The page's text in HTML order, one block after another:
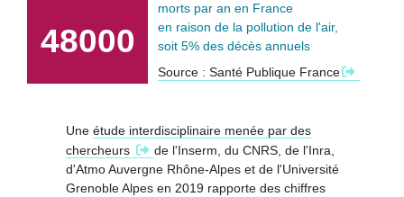
48000
morts par an en France
en raison de la pollution de l'air,
soit 5% des décès annuels
Santé Publique France
Une étude interdisciplinaire menée par des
chercheurs
de l'Inserm, du CNRS, de l'Inra,
d'Atmo Auvergne Rhône-Alpes et de l'Université
Grenoble Alpes en 2019 rapporte des chiffres